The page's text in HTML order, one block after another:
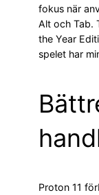
fokus när
Alt och Tab.
the Year
spelet har
Proton 11